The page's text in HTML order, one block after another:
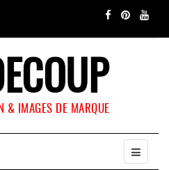
& IMAGES DE MARQUE